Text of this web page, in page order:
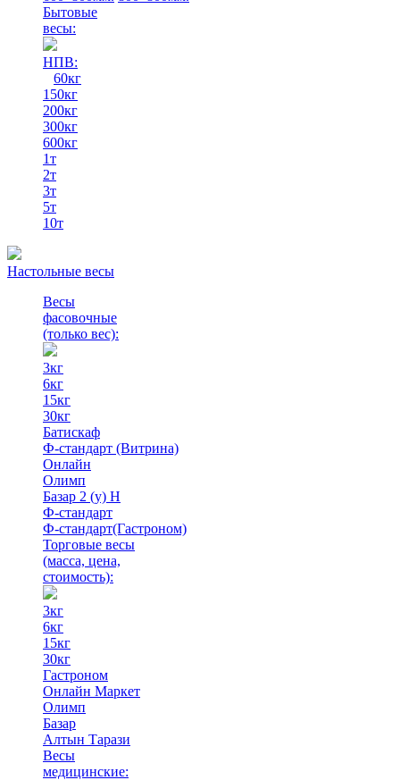
Бытовые
весы:
НПВ:
60кг
150кг
200кг
300кг
600кг
1т
2т
3т
5т
10т
Настольные весы
Весы
фасовочные
(только вес):
3кг
6кг
15кг
30кг
Батискаф
Ф-стандарт (Витрина)
Онлайн
Олимп
Базар 2 (у) Н
Ф-стандарт
Ф-стандарт(Гастроном)
Торговые весы
(масса, цена,
стоимость):
3кг
6кг
15кг
30кг
Гастроном
Онлайн Маркет
Олимп
Базар
Алтын Тарази
Весы
медицинские: